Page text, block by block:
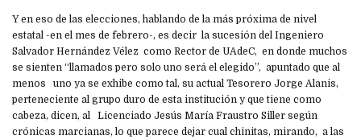
Y en eso de las elecciones, hablando de la más próxima de nivel
estatal -en el mes de febrero-, es decir la sucesión del Ingeniero
Salvador Hernández Vélez como Rector de UAdeC, en donde muchos
se sienten “llamados pero solo uno será el elegido”, apuntado que al
menos uno ya se exhibe como tal, su actual Tesorero Jorge Alanis,
perteneciente al grupo duro de esta institución y que tiene como
cabeza, dicen, al Licenciado Jesús María Fraustro Siller según
crónicas marcianas, lo que parece dejar cual chinitas, mirando, a las